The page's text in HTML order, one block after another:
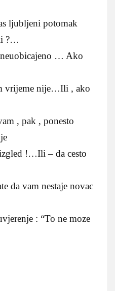
ljubljeni potomak
?…
neuobicajeno … Ako
vrijeme nije…Ili , ako
, pak , ponesto
!…Ili – da cesto
da vam nestaje novac
: “To ne moze